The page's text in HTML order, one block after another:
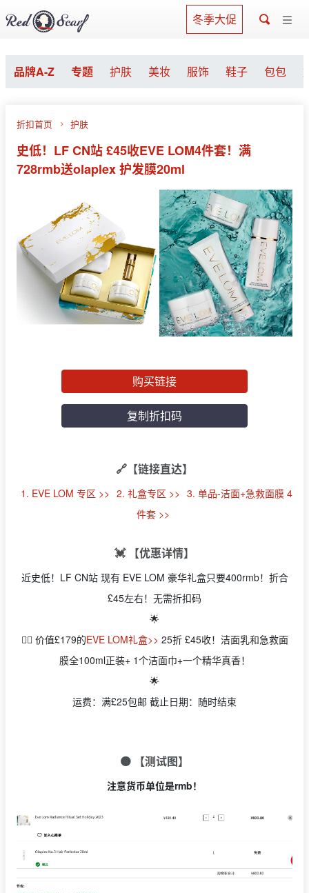
冬季大促
品牌A-Z 专题 护肤 美妆 服饰 鞋子 包包
折扣首页 护肤
史低！LF CN站 £45收EVE LOM4件套！满
728rmb送olaplex 护发膜20ml
购买链接
复制折扣码
🔗【链接直达】
1. EVE LOM 专区 >> 2. 礼盒专区 >> 3. 单品-洁面+急救面膜 4
件套 >>
💓 【优惠详情】
近史低！LF CN站 现有 EVE LOM 豪华礼盒只要400rmb！折合
£45左右！无需折扣码
🌟
👉🏻 价值£179的EVE LOM礼盒>> 25折 £45收！洁面乳和急救面
膜全100ml正装+ 1个洁面巾+一个精华真香！
🌟
运费：满£25包邮 截止日期：随时结束
🟠 【测试图】
注意货币单位是rmb！